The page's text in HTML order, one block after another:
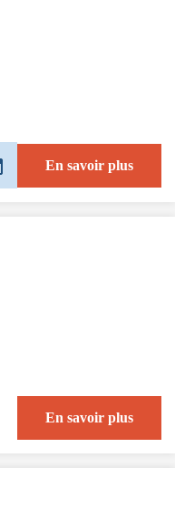
En savoir plus
En savoir plus